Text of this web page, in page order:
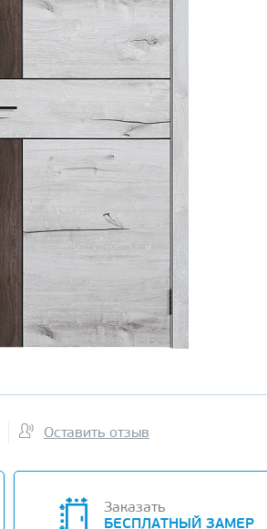
Оставить отзыв
Заказать
БЕСПЛАТНЫЙ ЗАМЕР